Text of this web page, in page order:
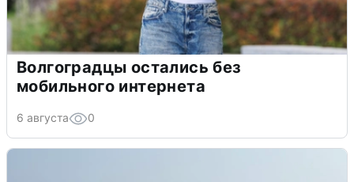
Волгоградцы остались без
мобильного интернета
6 августа 0